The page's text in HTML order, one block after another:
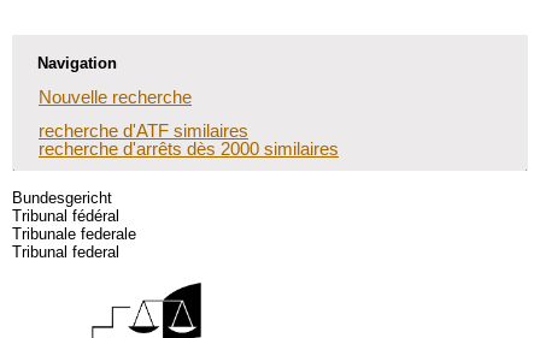
Navigation
Nouvelle recherche
recherche d'ATF similaires
recherche d'arrêts dès 2000 similaires
Bundesgericht
Tribunal fédéral
Tribunale federale
Tribunal federal